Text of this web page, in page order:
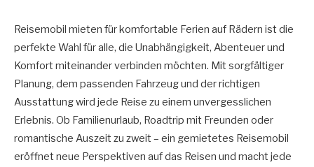
Reisemobil mieten für komfortable Ferien auf Rädern ist die
perfekte Wahl für alle, die Unabhängigkeit, Abenteuer und
Komfort miteinander verbinden möchten. Mit sorgfältiger
Planung, dem passenden Fahrzeug und der richtigen
Ausstattung wird jede Reise zu einem unvergesslichen
Erlebnis. Ob Familienurlaub, Roadtrip mit Freunden oder
romantische Auszeit zu zweit – ein gemietetes Reisemobil
eröffnet neue Perspektiven auf das Reisen und macht jede